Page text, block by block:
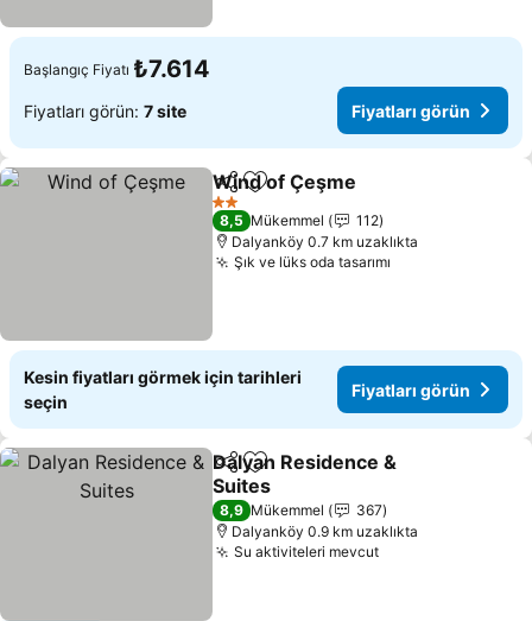
Başlangıç Fiyatı ₺7.614
Fiyatları görün: 7 site Fiyatları görün
PaylaşFavorilerime ekle
Wind of Çeşme
2 Yıldız
8,5 Mükemmel
112
Dalyanköy 0.7 km uzaklıkta
Şık ve lüks oda tasarımı
Kesin fiyatları görmek için tarihleri
seçin
Fiyatları görün
PaylaşFavorilerime ekle
Dalyan Residence &
Suites
Fiyatları görün
8,9 Mükemmel
367
Dalyanköy 0.9 km uzaklıkta
Su aktiviteleri mevcutFiyatları görün